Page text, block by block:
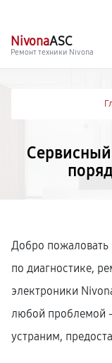
NivonaASC
Ремонт техники Nivona
Добро пожаловать
по диагностике,
электроники
любой проблемой
устраним,